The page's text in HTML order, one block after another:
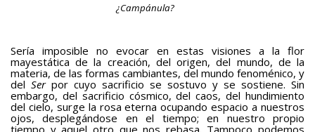
¿Campánula?
Sería imposible no evocar en estas visiones a la flor
mayestática de la creación, del origen, del mundo, de la
materia, de las formas cambiantes, del mundo fenoménico, y
del Ser por cuyo sacrificio se sostuvo y se sostiene. Sin
embargo, del sacrificio cósmico, del caos, del hundimiento
del cielo, surge la rosa eterna ocupando espacio a nuestros
ojos, desplegándose en el tiempo; en nuestro propio
tiempo y aquel otro que nos rebasa. Tampoco podemos